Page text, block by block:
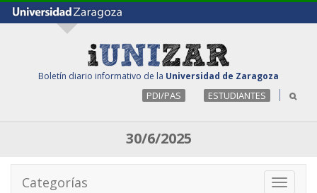
Boletín diario informativo de la Universidad de Zaragoza
PDI/PAS ESTUDIANTES
30/6/2025
Toggle
Categorías